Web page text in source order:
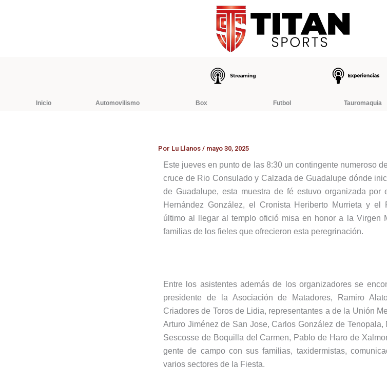
Inicio Automovilismo Box Futbol Tauromaquia
Por Lu Llanos / mayo 30, 2025
Este jueves en punto de las 8:30 un contingente numeroso
cruce de Rio Consulado y Calzada de Guadalupe dónde
de Guadalupe, esta muestra de fé estuvo organizada
Hernández González, el Cronista Heriberto Murrieta y el
último al llegar al templo ofició misa en honor a la Virgen
familias de los fieles que ofrecieron esta peregrinación.
Entre los asistentes además de los organizadores se
presidente de la Asociación de Matadores, Ramiro
Criadores de Toros de Lidia, representantes a de la Unión
Arturo Jiménez de San Jose, Carlos González de Tenopala,
Sescosse de Boquilla del Carmen, Pablo de Haro de
gente de campo con sus familias, taxidermistas,
varios sectores de la Fiesta.